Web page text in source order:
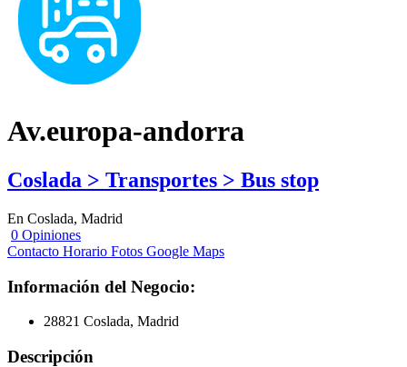
Av.europa-andorra
Coslada > Transportes > Bus stop
En Coslada, Madrid
0 Opiniones
Contacto Horario Fotos Google Maps
Información del Negocio:
28821 Coslada, Madrid
Descripción